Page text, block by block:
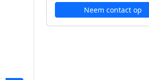
Neem contact op